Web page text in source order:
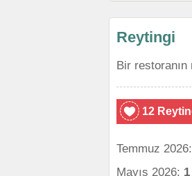
Reytingi
Bir
12
Temmuz 2026:
Mayıs 2026: 1